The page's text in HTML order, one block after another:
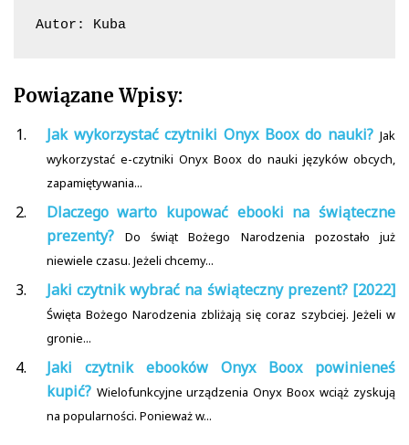
Autor: Kuba
Powiązane Wpisy:
Jak wykorzystać czytniki Onyx Boox do nauki? Jak
wykorzystać e-czytniki Onyx Boox do nauki języków obcych,
zapamiętywania...
Dlaczego warto kupować ebooki na świąteczne
prezenty?
Do świąt Bożego Narodzenia pozostało już
niewiele czasu. Jeżeli chcemy...
Jaki czytnik wybrać na świąteczny prezent? [2022]
Święta Bożego Narodzenia zbliżają się coraz szybciej. Jeżeli w
gronie...
Jaki czytnik ebooków Onyx Boox powinieneś
kupić? Wielofunkcyjne urządzenia Onyx Boox wciąż zyskują
na popularności. Ponieważ w...